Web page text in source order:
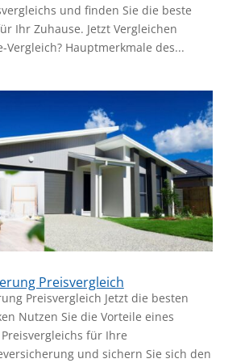
und finden Sie die beste
Ihr Zuhause. Jetzt Vergleichen
Vergleich? Hauptmerkmale des...
Preisvergleich
Preisvergleich Jetzt die besten
Nutzen Sie die Vorteile eines
für Ihre
und sichern Sie sich den